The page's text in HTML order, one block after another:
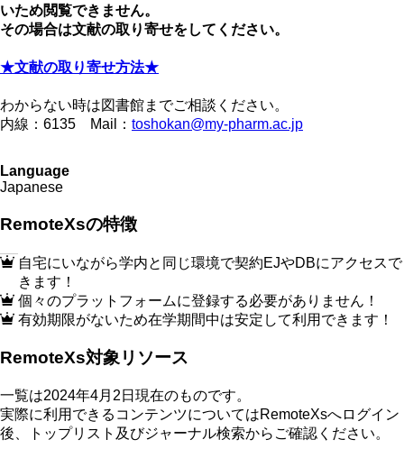
いため閲覧できません。
その場合は文献の取り寄せをしてください。​
★文献の取り寄せ方法★
わからない時は図書館までご相談ください。​
内線：6135 Mail： toshokan@my-pharm.ac.jp
Language
Japanese
RemoteXsの特徴
自宅にいながら学内と同じ環境で契約EJやDBにアクセスで
きます！
個々のプラットフォームに登録する必要がありません！
有効期限がないため在学期間中は安定して利用できます！
RemoteXs対象リソース
一覧は2024年4月2日現在のものです。
実際に利用できるコンテンツについてはRemoteXsへログイン
後、トップリスト及びジャーナル検索からご確認ください。